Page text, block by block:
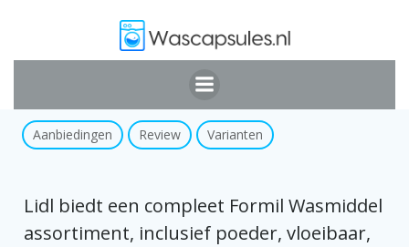
naar
de
inhoud
Lidl Wasmiddel
Aanbiedingen Review Varianten
Lidl biedt een compleet Formil Wasmiddel
assortiment, inclusief poeder, vloeibaar,